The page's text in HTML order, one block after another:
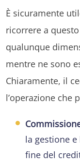
È sicuramente
ricorrere a
qualunque
mentre ne sono
Chiaramente, il
l’operazione che
la gestione e
fine del